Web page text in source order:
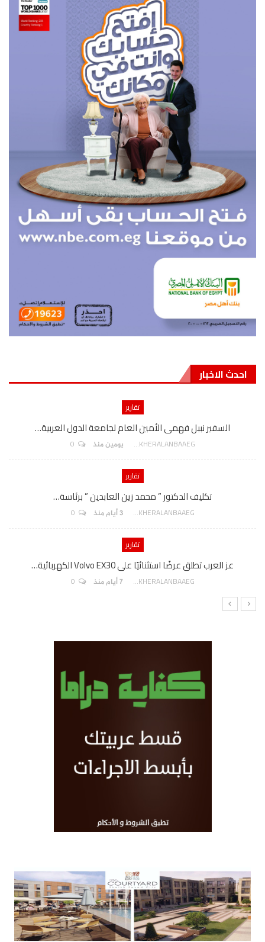
احدث الاخبار
تقارير
السفير نببل فهمى الأمين العام لجامعة الدول العربية…
AKHERALANBAAEG يومين منذ
تقارير
تكليف الدكتور ” محمد زين العابدين ” برئاسة…
AKHERALANBAAEG 3 أيام منذ
تقارير
عز العرب تطلق عرضًا استثنائيًا على Volvo EX30 الكهربائية…
AKHERALANBAAEG 7 أيام منذ